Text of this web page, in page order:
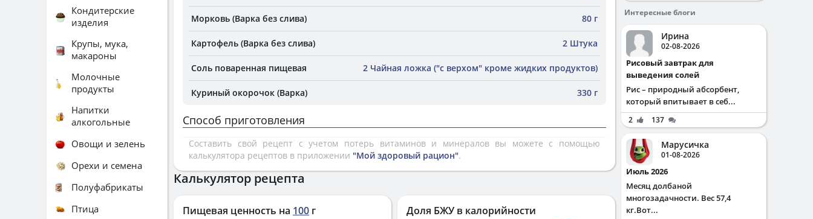
Морковь (Варка без слива) 80 г
Картофель (Варка без слива) 2 Штука
Соль поваренная пищевая 2 Чайная ложка ("с верхом" кроме жидких продуктов)
Куриный окорочок (Варка) 330 г
Способ приготовления
Составить свой рецепт с учетом потерь витаминов и минералов вы можете с помощью
калькулятора рецептов в приложении "Мой здоровый рацион".
Калькулятор рецепта
Пищевая ценность на 100 г Доля БЖУ в калорийности
Кондитерские
изделия
Крупы, мука,
макароны
Молочные
продукты
Напитки
алкогольные
Овощи и зелень
Орехи и семена
Полуфабрикаты
Птица
Интересные блоги
Ирина
02-08-2026
Рисовый завтрак для
выведения солей
Рис – природный абсорбент,
который впитывает в себ...
2 137
Марусичка
01-08-2026
Июль 2026
Месяц долбаной
многозадачности. Вес 57,4
кг.Вот...